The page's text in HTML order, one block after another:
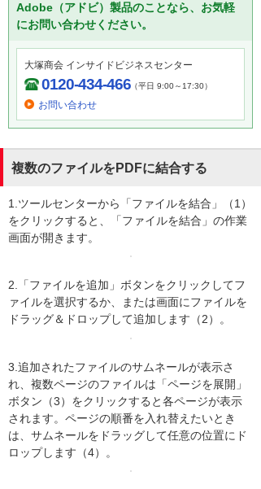
Adobe（アドビ）製品のことなら、お気軽
にお問い合わせください。
大塚商会 インサイドビジネスセンター
0120-434-466（平日 9:00～17:30）
お問い合わせ
複数のファイルをPDFに結合する
1.ツールセンターから「ファイルを結合」（1）
をクリックすると、「ファイルを結合」の作業
画面が開きます。
2.「ファイルを追加」ボタンをクリックしてフ
ァイルを選択するか、または画面にファイルを
ドラッグ＆ドロップして追加します（2）。
3.追加されたファイルのサムネールが表示さ
れ、複数ページのファイルは「ページを展開」
ボタン（3）をクリックすると各ページが表示
されます。ページの順番を入れ替えたいとき
は、サムネールをドラッグして任意の位置にド
ロップします（4）。